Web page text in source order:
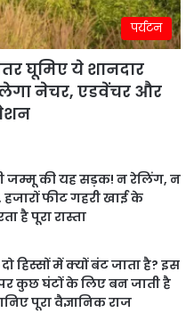
पर्यटन
घूमिए ये शानदार
नेचर, एडवेंचर और
जम्मू की यह सड़क! न रेलिंग, न
हजारों फीट गहरी खाई के
है पूरा रास्ता
हिस्सों में क्यों बंट जाता है? इस
कुछ घंटों के लिए बन जाती है
पूरा वैज्ञानिक राज